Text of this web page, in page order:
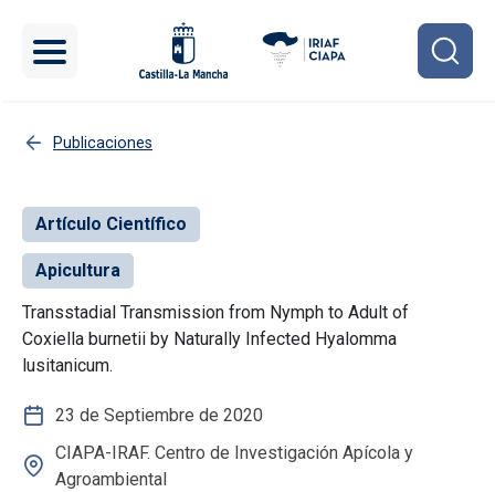
Publicaciones
Artículo Científico
Apicultura
Transstadial Transmission from Nymph to Adult of
Coxiella burnetii by Naturally Infected Hyalomma
lusitanicum.
23 de Septiembre de 2020
CIAPA-IRAF. Centro de Investigación Apícola y
Agroambiental